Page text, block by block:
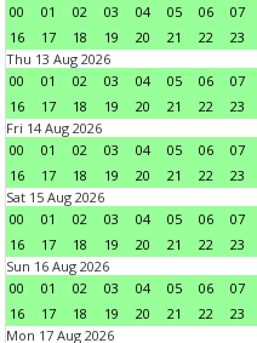
00
01 02 03 04 05 06 07
16
17 18 19 20 21 22
23
Thu 13 Aug 2026
00
01 02 03 04 05 06 07
16
17 18 19 20 21 22
23
Fri 14 Aug 2026
00
01 02 03 04 05 06 07
16
17 18 19 20 21 22
23
Sat 15 Aug 2026
00
01 02 03 04 05 06 07
16
17 18 19 20 21 22
23
Sun 16 Aug 2026
00
01 02 03 04 05 06 07
16
17 18 19 20 21 22
23
Mon 17 Aug 2026